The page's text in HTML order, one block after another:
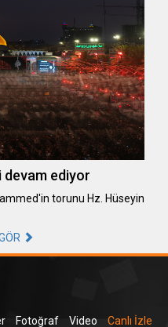
ediyor
torunu Hz. Hüseyin
Fotoğraf Video
Canlı İzle